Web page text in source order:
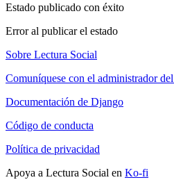
Estado publicado con éxito
Error al publicar el estado
Sobre Lectura Social
Comuníquese con el administrador
Documentación de Django
Código de conducta
Política de privacidad
Apoya a Lectura Social en Ko-fi